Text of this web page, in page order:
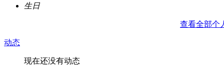
生日
查看全部个
动态
现在还没有动态